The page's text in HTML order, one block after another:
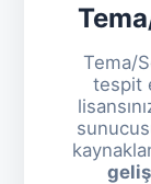
Tema/
tespit